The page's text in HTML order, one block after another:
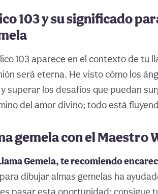
103 y su significado
103 aparece en el contexto de tu
será eterna. He visto cómo los
superar los desafíos que puedan
del amor divino; todo está
gemela con el Maestro
Gemela, te recomiendo
dibujar almas gemelas ha
pasar esta oportunidad; consigue